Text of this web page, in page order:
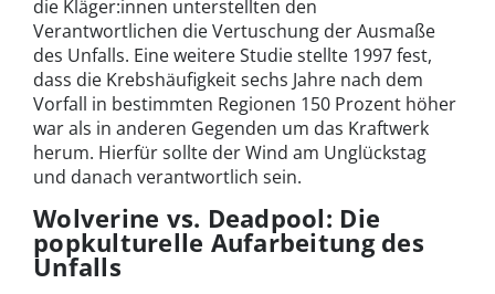
die Kläger:innen unterstellten den
Verantwortlichen die Vertuschung der Ausmaße
des Unfalls. Eine weitere Studie stellte 1997 fest,
dass die Krebshäufigkeit sechs Jahre nach dem
Vorfall in bestimmten Regionen 150 Prozent höher
war als in anderen Gegenden um das Kraftwerk
herum. Hierfür sollte der Wind am Unglückstag
und danach verantwortlich sein.
Wolverine vs. Deadpool: Die
popkulturelle Aufarbeitung des
Unfalls